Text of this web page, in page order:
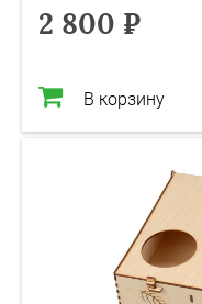
2 800 ₽
В корзину